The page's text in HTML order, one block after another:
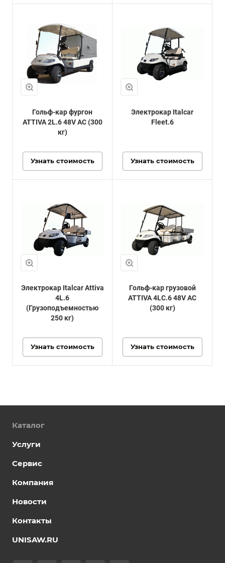
Гольф-кар фургон
ATTIVA 2L.6 48V AC (300
кг)
Узнать стоимость
Электрокар Italcar
Fleet.6
Узнать стоимость
Электрокар Italcar Attiva
4L.6
(Грузоподъемностью
250 кг)
Узнать стоимость
Гольф-кар грузовой
ATTIVA 4LС.6 48V AC
(300 кг)
Узнать стоимость
Каталог
Услуги
Сервис
Компания
Новости
Контакты
UNISAW.RU